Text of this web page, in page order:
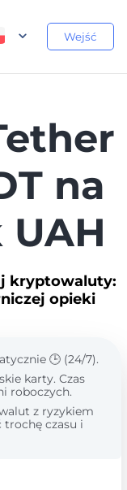
Wejść
na
kryptowaluty:
opieki
🕒 (24/7).
karty. Czas
roboczych.
z ryzykiem
czasu i